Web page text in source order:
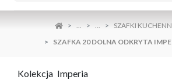
... ...
SZAFKI
SZAFKA 20 DOLNA ODKRYTA
Kolekcja Imperia